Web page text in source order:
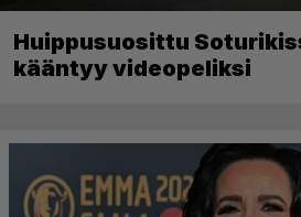
Huippusuosittu
kääntyy videopeliksi